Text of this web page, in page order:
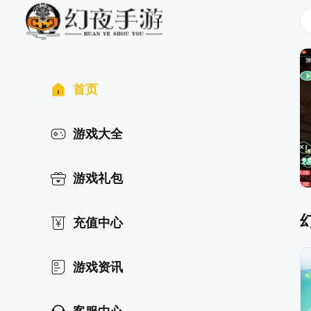
首页
游戏大全
游戏礼包
充值中心
游戏资讯